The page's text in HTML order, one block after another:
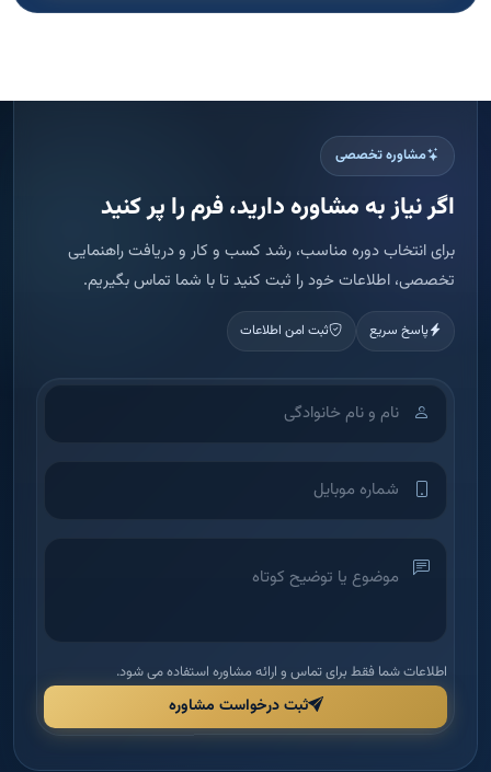
مشاوره تخصصی
اگر نیاز به مشاوره دارید، فرم را پر کنید
برای انتخاب دوره مناسب، رشد کسب و کار و دریافت راهنمایی
تخصصی، اطلاعات خود را ثبت کنید تا با شما تماس بگیریم.
پاسخ سریع ثبت امن اطلاعات
اطلاعات شما فقط برای تماس و ارائه مشاوره استفاده می شود.
ثبت درخواست مشاوره